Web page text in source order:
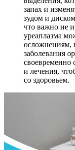
запах и
зудом и
что важно не
уреаплазма
осложнениям,
заболевания
своевременно
и лечения,
со здоровьем.